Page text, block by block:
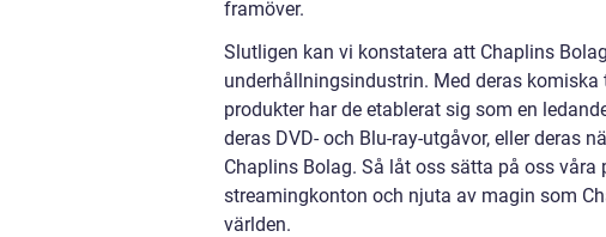
framöver.
Slutligen kan vi konstatera att Chaplins
underhållningsindustrin. Med deras
produkter har de etablerat sig som en
deras DVD- och Blu-ray-utgåvor, eller deras
Chaplins Bolag. Så låt oss sätta på oss
streamingkonton och njuta av magin som
världen.